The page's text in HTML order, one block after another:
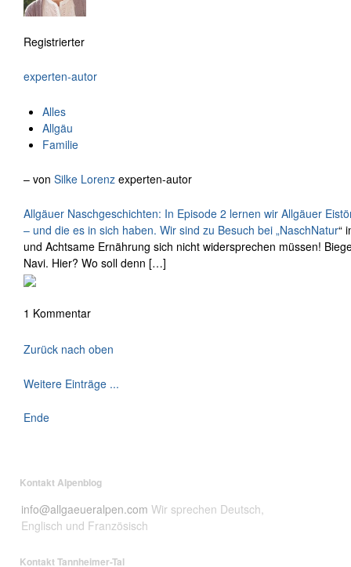
Registrierter
experten-autor
Alles
Allgäu
Familie
– von Silke Lorenz experten-autor
Allgäuer Naschgeschichten: In Episode 2 lernen wir Allgäuer
– und die es in sich haben. Wir sind zu Besuch bei „NaschNatur“
und Achtsame Ernährung sich nicht widersprechen müssen!
Navi. Hier? Wo soll denn […]
1 Kommentar
Zurück nach oben
Weitere Einträge ...
Ende
Kontakt Alpenblog
info@allgaeueralpen.com Wir sprechen Deutsch,
Englisch und Französisch
Kontakt Tannheimer-Tal